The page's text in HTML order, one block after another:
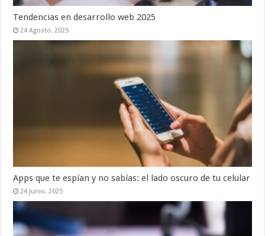
Tendencias en desarrollo web 2025
24 Agosto, 2025
Apps que te espían y no sabías: el lado oscuro de tu celular
24 Junio, 2025